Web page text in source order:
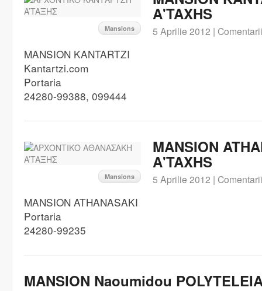
Mansions
A'TAXHS
5 Aprilie 2012 |
MANSION KANTARTZI
Kantartzi.com
Portaria
24280-99388, 099444
Mansions
MANSION
A'TAXHS
5 Aprilie 2012 |
MANSION ATHANASAKI
Portaria
24280-99235
MANSION Naoumidou